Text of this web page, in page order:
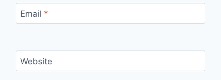
Email *
Website